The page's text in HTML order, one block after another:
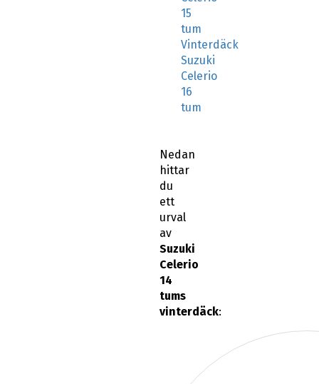
15
tum
Vinterdäck
Suzuki
Celerio
16
tum
Nedan
hittar
du
ett
urval
av
Suzuki
Celerio
14
tums
vinterdäck: